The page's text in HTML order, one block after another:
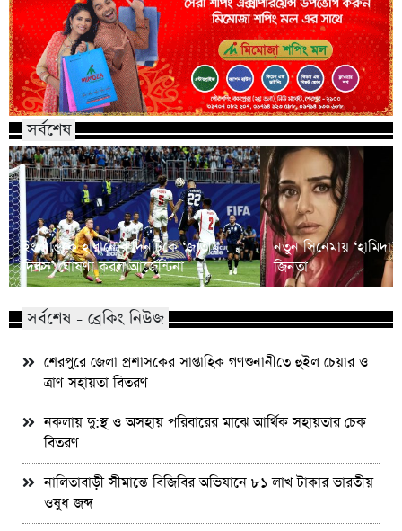
সর্বশেষ
ইংল্যান্ডকে হারানোর দিনটিকে ‘জাতীয়
দিবস’ ঘোষণা করল আর্জেন্টিনা
নতুন সিনেমায় ‘হামিদা’
জিনতা
সর্বশেষ - ব্রেকিং নিউজ
শেরপুরে জেলা প্রশাসকের সাপ্তাহিক গণশুনানীতে হুইল চেয়ার ও
ত্রাণ সহায়তা বিতরণ
নকলায় দু:স্থ ও অসহায় পরিবারের মাঝে আর্থিক সহায়তার চেক
বিতরণ
নালিতাবাড়ী সীমান্তে বিজিবির অভিযানে ৮১ লাখ টাকার ভারতীয়
ওষুধ জব্দ